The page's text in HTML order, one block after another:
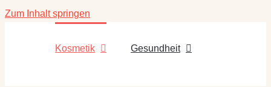
Zum Inhalt springen
Kosmetik Gesundheit